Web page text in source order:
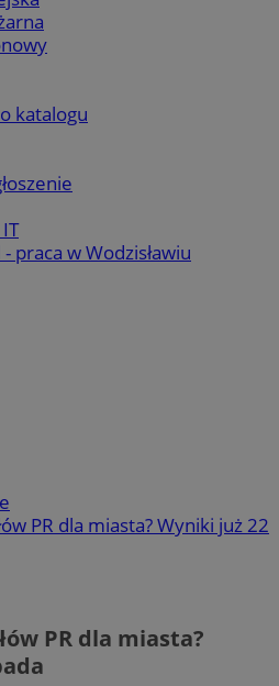
katalogu
praca w Wodzisławiu
PR dla miasta? Wyniki już 22
PR dla miasta?